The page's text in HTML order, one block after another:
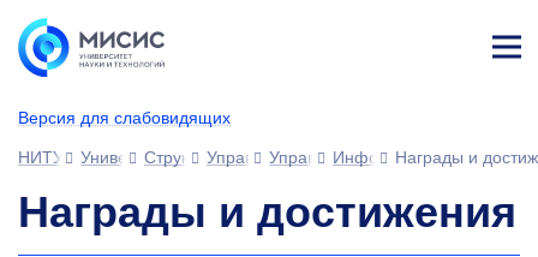
Версия для слабовидящих
ине
НИТУ МИСИСУниверситетСтруктура университета
УправленияУправление науки (УН)
Информационно-
Награды и
Награды и достижения